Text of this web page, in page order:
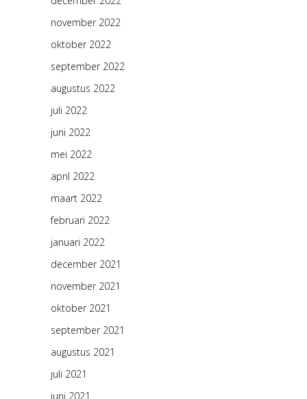
november 2022
oktober 2022
september 2022
augustus 2022
juli 2022
juni 2022
mei 2022
april 2022
maart 2022
februari 2022
januari 2022
december 2021
november 2021
oktober 2021
september 2021
augustus 2021
juli 2021
juni 2021